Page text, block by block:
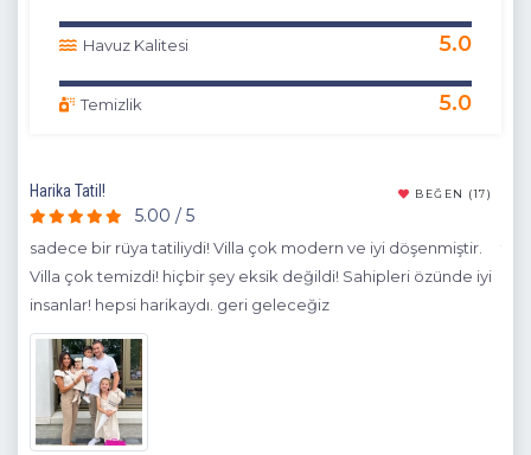
Havuz Kalitesi 5.0
Temizlik 5.0
Harika Tatil! BEĞEN (17)
5.00 / 5
sadece bir rüya tatiliydi! Villa çok modern ve iyi döşenmiştir.
Villa çok temizdi! hiçbir şey eksik değildi! Sahipleri özünde iyi
insanlar! hepsi harikaydı. geri geleceğiz